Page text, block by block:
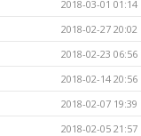
2018-03-01 01:14
2018-02-27 20:02
2018-02-23 06:56
2018-02-14 20:56
2018-02-07 19:39
2018-02-05 21:57